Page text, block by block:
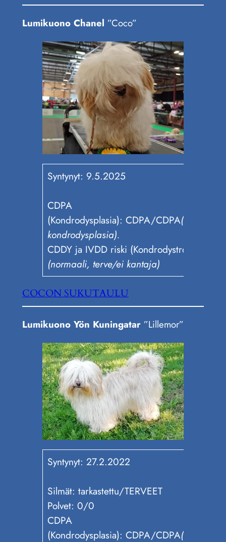
Lumikuono Chanel ”Coco”
Syntynyt: 9.5.2025
CDPA
(Kondrodysplasia): CDPA/CDPA
kondrodysplasia).
CDDY ja IVDD riski (Kondrodystrofia): N/N
(normaali, terve/ei kantaja)
COCON SUKUTAULU
Lumikuono Yön Kuningatar ”Lillemor”
Syntynyt: 27.2.2022
Silmät: tarkastettu/TERVEET
Polvet: 0/0
CDPA
(Kondrodysplasia): CDPA/CDPA